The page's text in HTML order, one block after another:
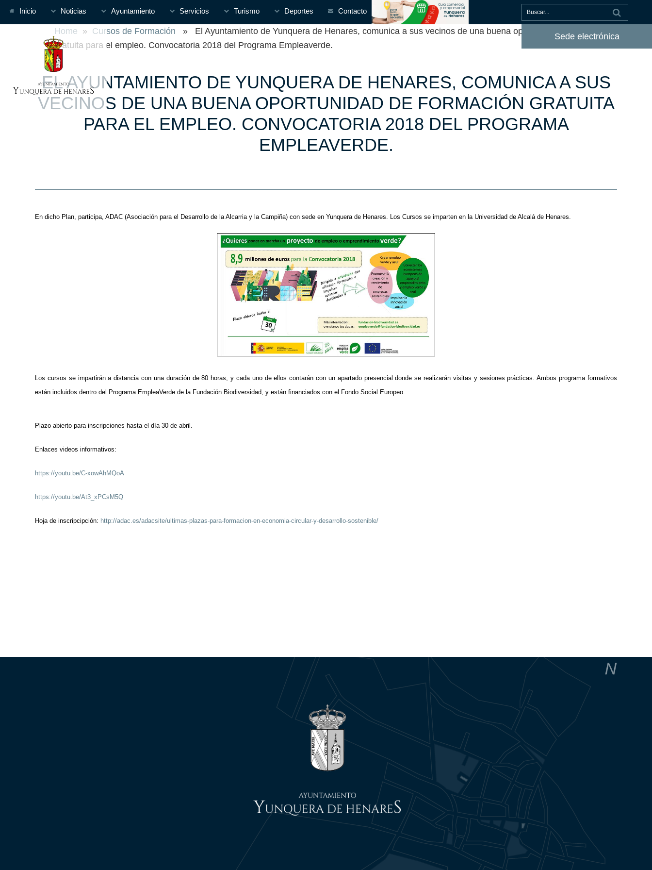
Inicio Noticias Ayuntamiento Servicios Turismo Deportes Contacto
Sede electrónica
Home » Cursos de Formación » El Ayuntamiento de Yunquera de Henares, comunica a sus vecinos de una buena oportunidad de formación
gratuita para el empleo. Convocatoria 2018 del Programa Empleaverde.
EL AYUNTAMIENTO DE YUNQUERA DE HENARES, COMUNICA A SUS
VECINOS DE UNA BUENA OPORTUNIDAD DE FORMACIÓN GRATUITA
PARA EL EMPLEO. CONVOCATORIA 2018 DEL PROGRAMA
EMPLEAVERDE.
En dicho Plan, participa, ADAC (Asociación para el Desarrollo de la Alcarria y la Campiña) con sede en Yunquera de Henares. Los Cursos se imparten en la Universidad de Alcalá de Henares.
Los cursos se impartirán a distancia con una duración de 80 horas, y cada uno de ellos contarán con un apartado presencial donde se realizarán visitas y sesiones prácticas. Ambos programa formativos
están incluidos dentro del Programa EmpleaVerde de la Fundación Biodiversidad, y están financiados con el Fondo Social Europeo.
Plazo abierto para inscripciones hasta el día 30 de abril.
Enlaces videos informativos:
https://youtu.be/C-xowAhMQoA
https://youtu.be/At3_xPCsM5Q
Hoja de inscripcipción: http://adac.es/adacsite/ultimas-plazas-para-formacion-en-economia-circular-y-desarrollo-sostenible/